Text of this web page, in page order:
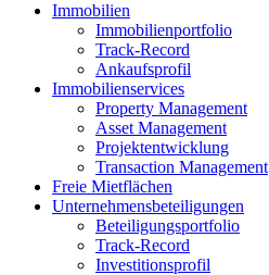
Immobilien
Immobilienportfolio
Track-Record
Ankaufsprofil
Immobilien­services
Property Management
Asset Management
Projektentwicklung
Transaction Management
Freie Mietflächen
Unternehmens­beteiligungen
Beteiligungsportfolio
Track-Record
Investitionsprofil